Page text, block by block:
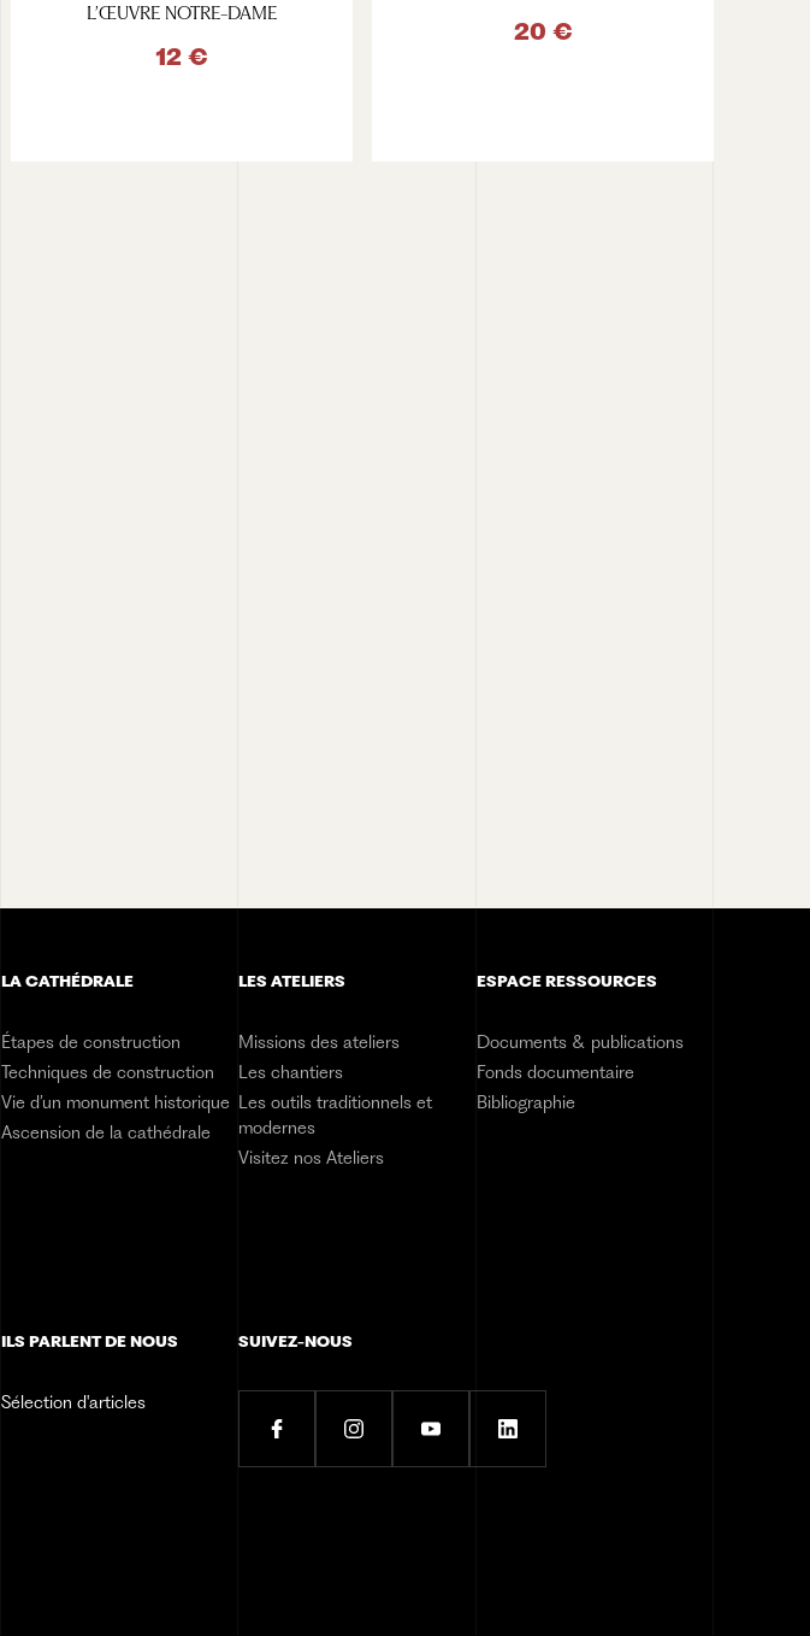
L’ŒUVRE NOTRE-DAME
12 €
20 €
LA CATHÉDRALE
Étapes de construction
Techniques de construction
Vie d’un monument historique
Ascension de la cathédrale
LES ATELIERS
Missions des ateliers
Les chantiers
Les outils traditionnels et
modernes
Visitez nos Ateliers
ESPACE RESSOURCES
Documents & publications
Fonds documentaire
Bibliographie
ILS PARLENT DE NOUS
Sélection d'articles
SUIVEZ-NOUS